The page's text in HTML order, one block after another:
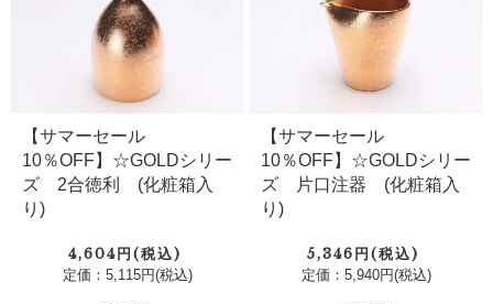
【サマーセール
10％OFF】☆GOLDシリー
ズ 2合徳利 (化粧箱入
り)
4,604円(税込)
定価：5,115円(税込)
【サマーセール
10％OFF】☆GOLDシリー
ズ 片口注器 (化粧箱入
り)
5,346円(税込)
定価：5,940円(税込)